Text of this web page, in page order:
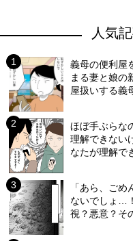
人気
義母の便利屋
まる妻と娘の
屋扱いする義
ほぼ手ぶらな
理解できない
なたが理解で
「あら、ご
ないでしょ…
視？悪意？そ